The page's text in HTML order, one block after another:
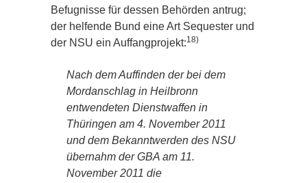
Befugnisse für dessen Behörden antrug;
der helfende Bund eine Art Sequester und
der NSU ein Auffangprojekt:18)
Nach dem Auffinden der bei dem
Mordanschlag in Heilbronn
entwendeten Dienstwaffen in
Thüringen am 4. November 2011
und dem Bekanntwerden des NSU
übernahm der GBA am 11.
November 2011 die